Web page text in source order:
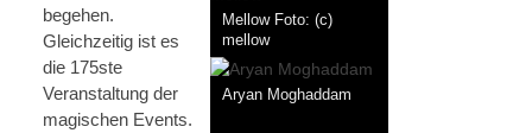
begehen.
Gleichzeitig ist es
die 175ste
Veranstaltung der
magischen Events.
Mellow Foto: (c)
mellow
Aryan Moghaddam